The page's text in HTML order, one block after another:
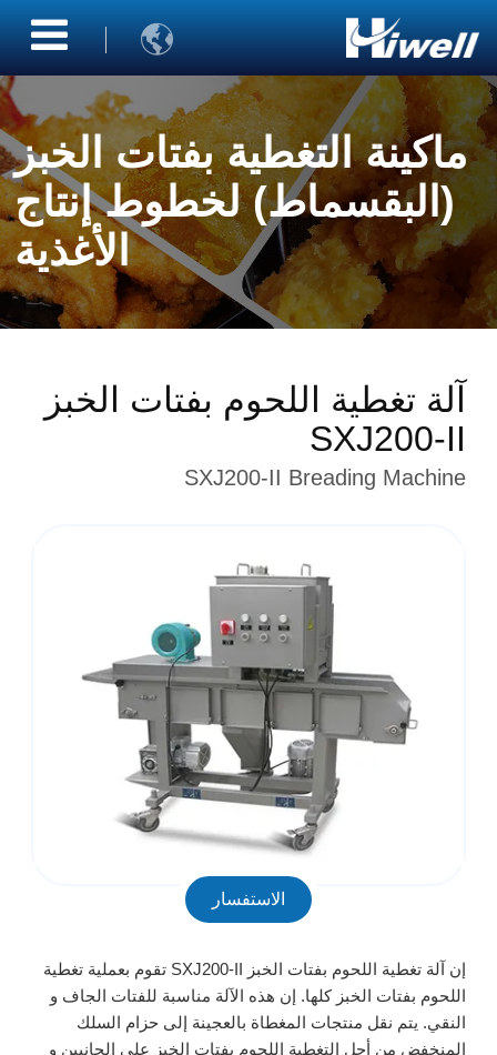

ماكينة التغطية بفتات الخبز
(البقسماط) لخطوط إنتاج
الأغذية
آلة تغطية اللحوم بفتات الخبز
SXJ200-II
SXJ200-II Breading Machine
الاستفسار
إن آلة تغطية اللحوم بفتات الخبز SXJ200-II تقوم بعملية تغطية
اللحوم بفتات الخبز كلها. إن هذه الآلة مناسبة للفتات الجاف و
النقي. يتم نقل منتجات المغطاة بالعجينة إلى حزام السلك
المنخفض من أجل التغطية اللحوم بفتات الخبز على الجانبين و